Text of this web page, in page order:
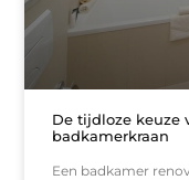
De tijdloze keuze
badkamerkraan
Een badkamer